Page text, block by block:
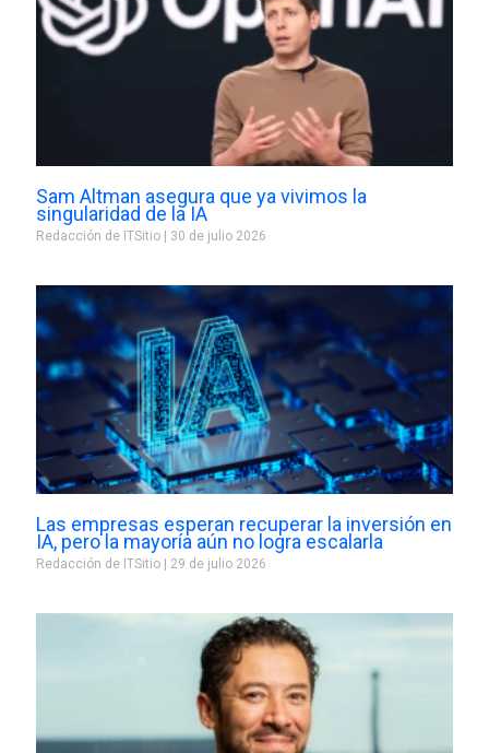
Sam Altman asegura que ya vivimos la
singularidad de la IA
Redacción de ITSitio 30 de julio 2026
Las empresas esperan recuperar la inversión en
IA, pero la mayoría aún no logra escalarla
Redacción de ITSitio 29 de julio 2026